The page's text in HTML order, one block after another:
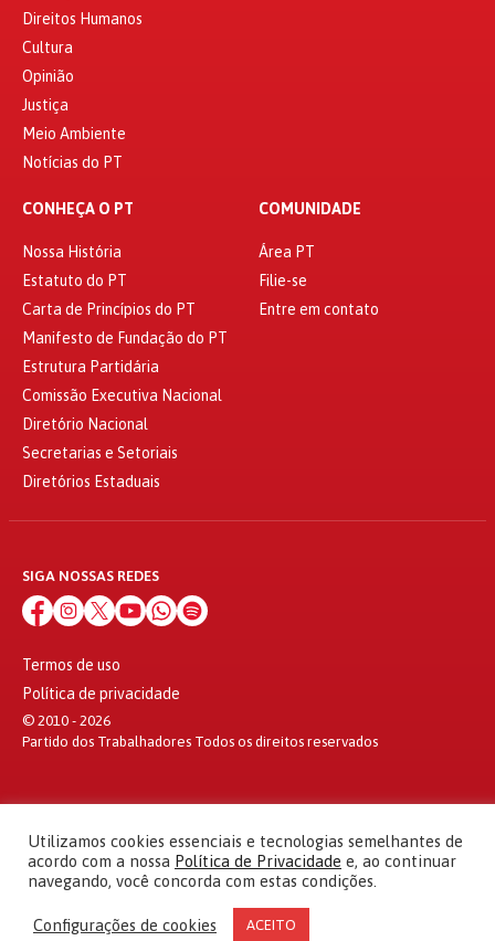
Direitos Humanos
Cultura
Opinião
Justiça
Meio Ambiente
Notícias do PT
CONHEÇA O PT
Nossa História
Estatuto do PT
Carta de Princípios do PT
Manifesto de Fundação do PT
Estrutura Partidária
Comissão Executiva Nacional
Diretório Nacional
Secretarias e Setoriais
Diretórios Estaduais
COMUNIDADE
Área PT
Filie-se
Entre em contato
SIGA NOSSAS REDES
Termos de uso
Política de privacidade
© 2010 - 2026
Partido dos Trabalhadores Todos os direitos reservados
Utilizamos cookies essenciais e tecnologias semelhantes de
acordo com a nossa Política de Privacidade e, ao continuar
navegando, você concorda com estas condições.
Configurações de cookies ACEITO